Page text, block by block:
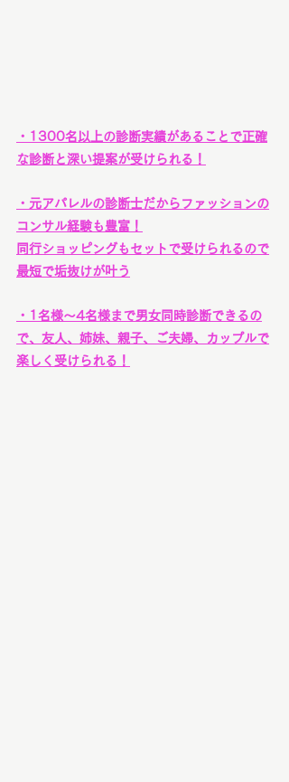
・1300名以上の診断実績があることで正確
な診断と深い提案が受けられる！
・元アパレルの診断士だからファッションの
コンサル経験も豊富！
同行ショッピングもセットで受けられるので
最短で垢抜けが叶う
・1名様〜4名様まで男女同時診断できるの
で、友人、姉妹、親子、ご夫婦、カップルで
楽しく受けられる！